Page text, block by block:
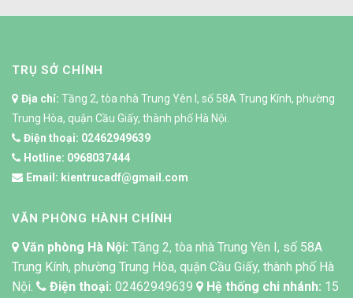
TRỤ SỞ CHÍNH
Địa chỉ: Tầng 2, tòa nhà Trung Yên I, số 58A Trung Kính, phường
Trung Hòa, quận Cầu Giấy, thành phố Hà Nội.
Điện thoại: 02462949639
Hotline: 0968037444
Email: kientrucadf@gmail.com
VĂN PHÒNG HÀNH CHÍNH
Văn phòng Hà Nội: Tầng 2, tòa nhà Trung Yên I, số 58A
Trung Kính, phường Trung Hòa, quận Cầu Giấy, thành phố Hà
Nội.
Điện thoại: 02462949639 Hệ thống chi nhánh: 15